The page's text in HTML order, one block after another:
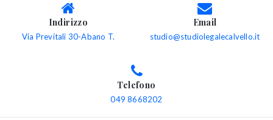
Indirizzo
Via Previtali 30-Abano T.
Email
studio@studiolegalecalvello.it
Telefono
049 8668202